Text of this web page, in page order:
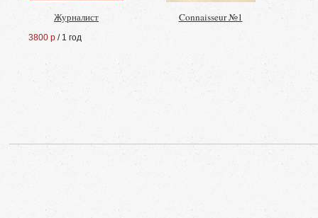
Журналист
3800 р / 1 год
Connaisseur №1